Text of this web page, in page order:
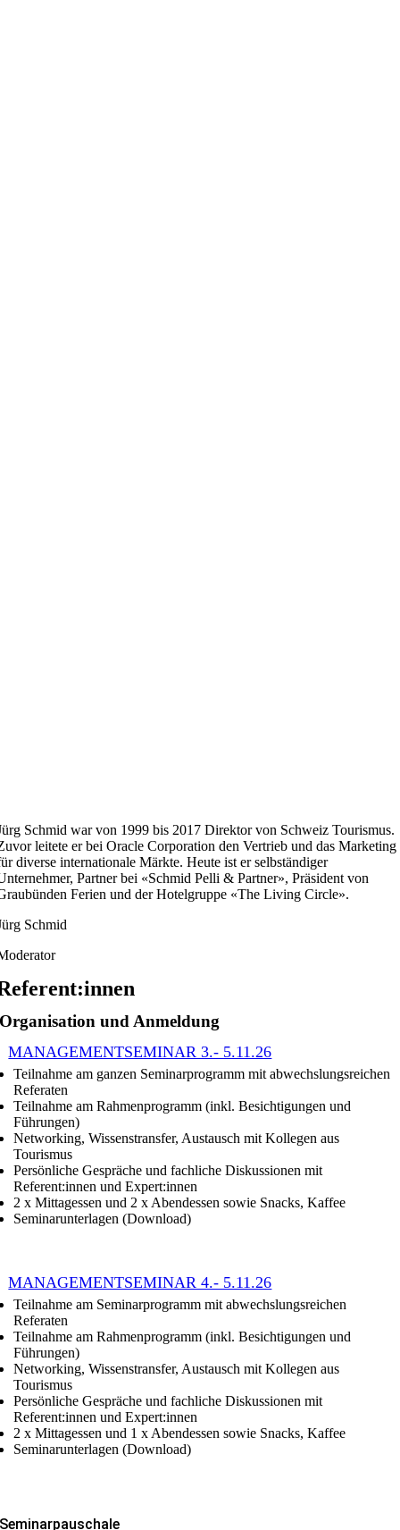
Schmid war von 1999 bis 2017 Direktor von Schweiz Tourismus.
leitete er bei Oracle Corporation den Vertrieb und das Marketing
diverse internationale Märkte. Heute ist er selbständiger
Partner bei «Schmid Pelli & Partner», Präsident von
Ferien und der Hotelgruppe «The Living Circle».
Schmid
Organisation und Anmeldung
MANAGEMENTSEMINAR 3.- 5.11.26
Teilnahme am ganzen Seminarprogramm mit abwechslungsreichen
Referaten
Teilnahme am Rahmenprogramm (inkl. Besichtigungen und
Führungen)
Networking, Wissenstransfer, Austausch mit Kollegen aus
Tourismus
Persönliche Gespräche und fachliche Diskussionen mit
Referent:innen und Expert:innen
2 x Mittagessen und 2 x Abendessen sowie Snacks, Kaffee
Seminarunterlagen (Download)
MANAGEMENTSEMINAR 4.- 5.11.26
Teilnahme am Seminarprogramm mit abwechslungsreichen
Referaten
Teilnahme am Rahmenprogramm (inkl. Besichtigungen und
Führungen)
Networking, Wissenstransfer, Austausch mit Kollegen aus
Tourismus
Persönliche Gespräche und fachliche Diskussionen mit
Referent:innen und Expert:innen
2 x Mittagessen und 1 x Abendessen sowie Snacks, Kaffee
Seminarunterlagen (Download)
Seminarpauschale